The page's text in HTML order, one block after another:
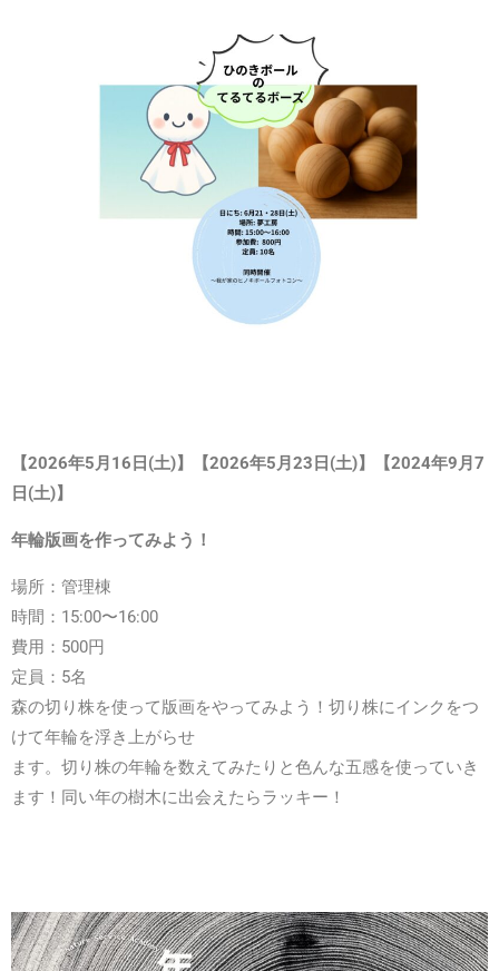
【2026年5月16日(土)】【2026年5月23日(土)】【2024年9月7
日(土)】
年輪版画を作ってみよう！
場所：管理棟
時間：15:00〜16:00
費用：500円
定員：5名
森の切り株を使って版画をやってみよう！切り株にインクをつ
けて年輪を浮き上がらせ
ます。切り株の年輪を数えてみたりと色んな五感を使っていき
ます！同い年の樹木に出会えたらラッキー！